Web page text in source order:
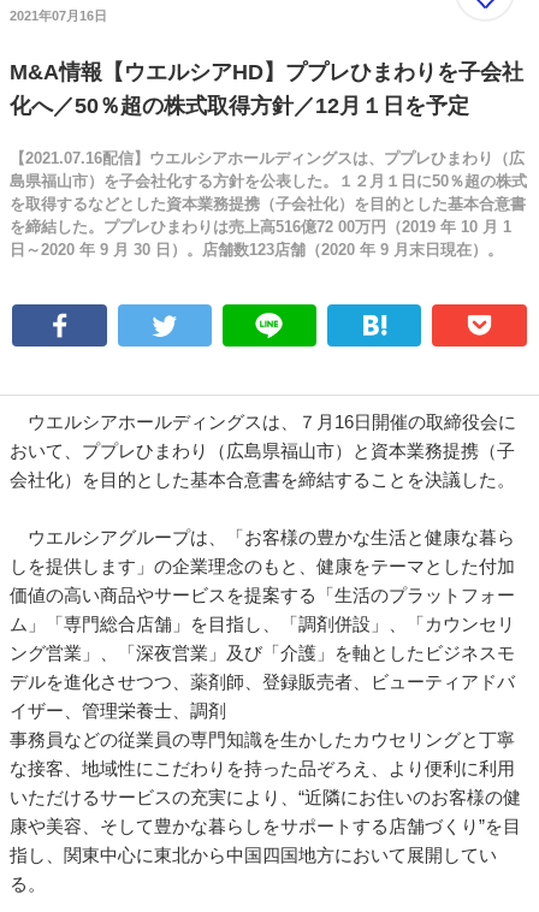
2021年07月16日
M&A情報【ウエルシアHD】ププレひまわりを子会社
化へ／50％超の株式取得方針／12月１日を予定
【2021.07.16配信】ウエルシアホールディングスは、ププレひまわり（広
島県福山市）を子会社化する方針を公表した。１２月１日に50％超の株式
を取得するなどとした資本業務提携（子会社化）を目的とした基本合意書
を締結した。ププレひまわりは売上高516億72 00万円（2019 年 10 月 1
日～2020 年 9 月 30 日）。店舗数123店舗（2020 年 9 月末日現在）。
ウエルシアホールディングスは、７月16日開催の取締役会に
おいて、ププレひまわり（広島県福山市）と資本業務提携（子
会社化）を目的とした基本合意書を締結することを決議した。
ウエルシアグループは、「お客様の豊かな生活と健康な暮ら
しを提供します」の企業理念のもと、健康をテーマとした付加
価値の高い商品やサービスを提案する「生活のプラットフォー
ム」「専門総合店舗」を目指し、「調剤併設」、「カウンセリ
ング営業」、「深夜営業」及び「介護」を軸としたビジネスモ
デルを進化させつつ、薬剤師、登録販売者、ビューティアドバ
イザー、管理栄養士、調剤
事務員などの従業員の専門知識を生かしたカウセリングと丁寧
な接客、地域性にこだわりを持った品ぞろえ、より便利に利用
いただけるサービスの充実により、“近隣にお住いのお客様の健
康や美容、そして豊かな暮らしをサポートする店舗づくり”を目
指し、関東中心に東北から中国四国地方において展開してい
る。